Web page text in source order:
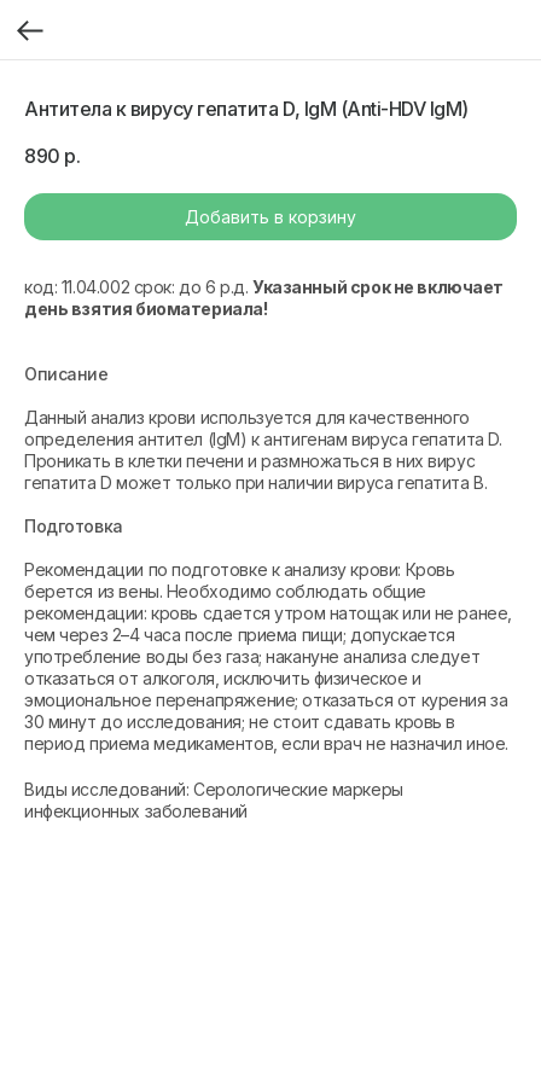
Антитела к вирусу гепатита D, IgM (Anti-HDV IgM)
890 р.
Добавить в корзину
код: 11.04.002 срок: до 6 р.д. Указанный срок не включает
день взятия биоматериала!
Описание
Данный анализ крови используется для качественного
определения антител (IgM) к антигенам вируса гепатита D.
Проникать в клетки печени и размножаться в них вирус
гепатита D может только при наличии вируса гепатита В.
Подготовка
Рекомендации по подготовке к анализу крови: Кровь
берется из вены. Необходимо соблюдать общие
рекомендации: кровь сдается утром натощак или не ранее,
чем через 2–4 часа после приема пищи; допускается
употребление воды без газа; накануне анализа следует
отказаться от алкоголя, исключить физическое и
эмоциональное перенапряжение; отказаться от курения за
30 минут до исследования; не стоит сдавать кровь в
период приема медикаментов, если врач не назначил иное.
Виды исследований: Серологические маркеры
инфекционных заболеваний